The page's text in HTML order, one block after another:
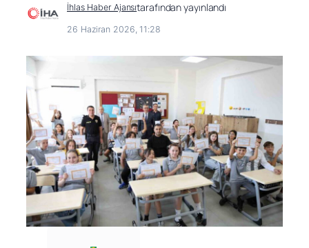
İhlas Haber Ajansıtarafından yayınlandı
26 Haziran 2026, 11:28